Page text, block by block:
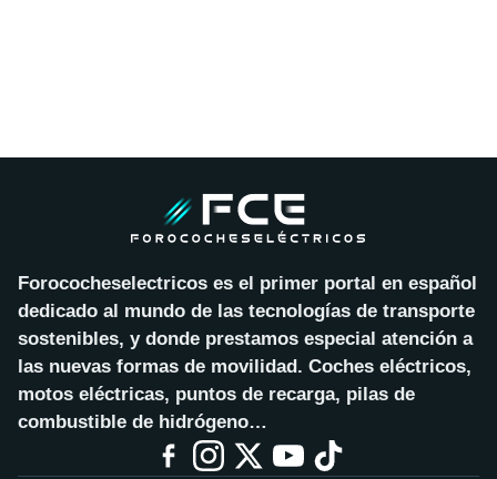
Forococheselectricos es el primer portal en español
dedicado al mundo de las tecnologías de transporte
sostenibles, y donde prestamos especial atención a
las nuevas formas de movilidad. Coches eléctricos,
motos eléctricas, puntos de recarga, pilas de
combustible de hidrógeno…